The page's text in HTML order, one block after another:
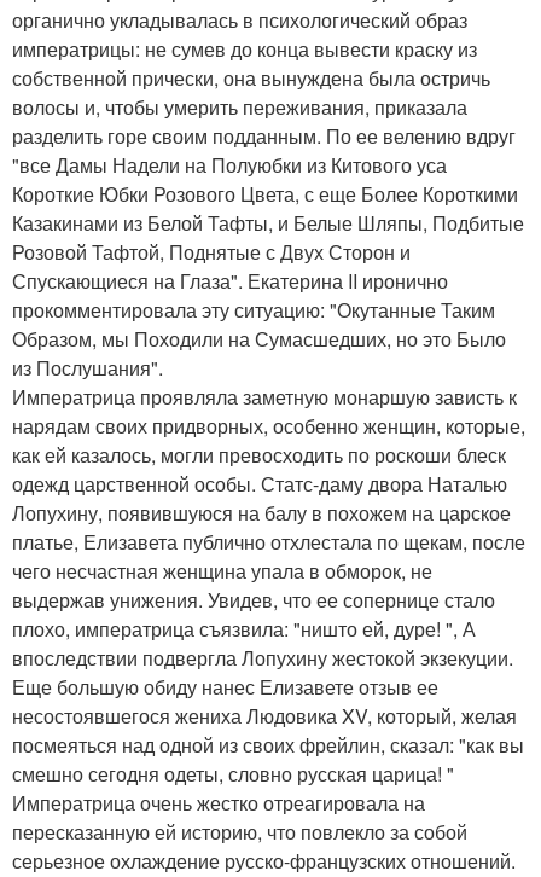
органично укладывалась в психологический образ
императрицы: не сумев до конца вывести краску из
собственной прически, она вынуждена была остричь
волосы и, чтобы умерить переживания, приказала
разделить горе своим подданным. По ее велению вдруг
"все Дамы Надели на Полуюбки из Китового уса
Короткие Юбки Розового Цвета, с еще Более Короткими
Казакинами из Белой Тафты, и Белые Шляпы, Подбитые
Розовой Тафтой, Поднятые с Двух Сторон и
Спускающиеся на Глаза". Екатерина II иронично
прокомментировала эту ситуацию: "Окутанные Таким
Образом, мы Походили на Сумасшедших, но это Было
из Послушания".
Императрица проявляла заметную монаршую зависть к
нарядам своих придворных, особенно женщин, которые,
как ей казалось, могли превосходить по роскоши блеск
одежд царственной особы. Статс-даму двора Наталью
Лопухину, появившуюся на балу в похожем на царское
платье, Елизавета публично отхлестала по щекам, после
чего несчастная женщина упала в обморок, не
выдержав унижения. Увидев, что ее сопернице стало
плохо, императрица съязвила: "ништо ей, дуре! ", А
впоследствии подвергла Лопухину жестокой экзекуции.
Еще большую обиду нанес Елизавете отзыв ее
несостоявшегося жениха Людовика XV, который, желая
посмеяться над одной из своих фрейлин, сказал: "как вы
смешно сегодня одеты, словно русская царица! "
Императрица очень жестко отреагировала на
пересказанную ей историю, что повлекло за собой
серьезное охлаждение русско-французских отношений.